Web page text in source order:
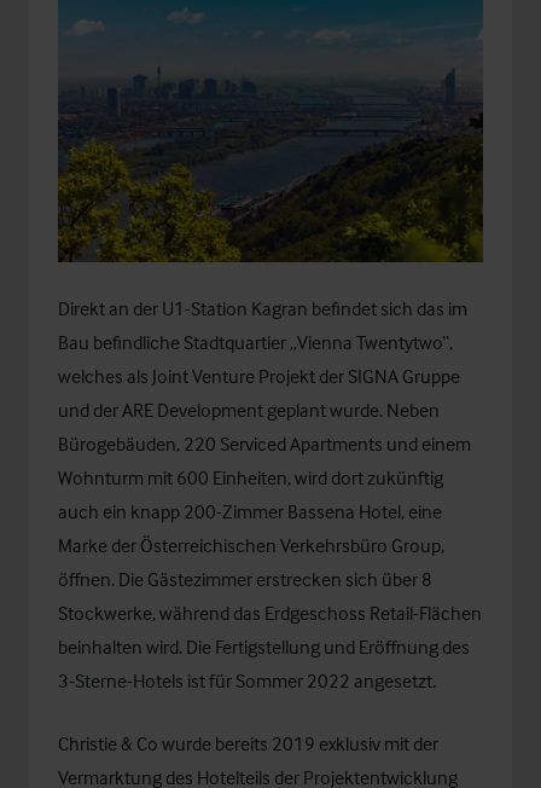
Direkt an der U1-Station Kagran befindet sich das im
Bau befindliche Stadtquartier „Vienna Twentytwo“,
welches als Joint Venture Projekt der SIGNA Gruppe
und der ARE Development geplant wurde. Neben
Bürogebäuden, 220 Serviced Apartments und einem
Wohnturm mit 600 Einheiten, wird dort zukünftig
auch ein knapp 200-Zimmer Bassena Hotel, eine
Marke der Österreichischen Verkehrsbüro Group,
öffnen. Die Gästezimmer erstrecken sich über 8
Stockwerke, während das Erdgeschoss Retail-Flächen
beinhalten wird. Die Fertigstellung und Eröffnung des
3-Sterne-Hotels ist für Sommer 2022 angesetzt.
Christie & Co wurde bereits 2019 exklusiv mit der
Vermarktung des Hotelteils der Projektentwicklung